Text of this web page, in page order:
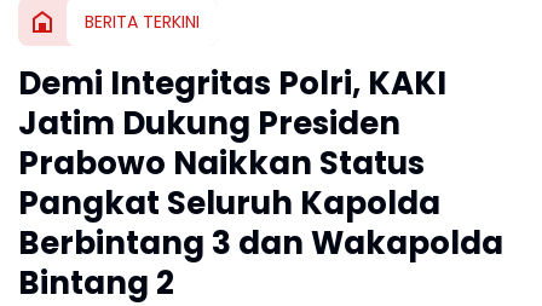
BERITA TERKINI
Demi Integritas Polri, KAKI
Jatim Dukung Presiden
Prabowo Naikkan Status
Pangkat Seluruh Kapolda
Berbintang 3 dan Wakapolda
Bintang 2